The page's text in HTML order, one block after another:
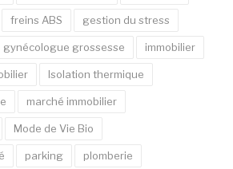
freins ABS gestion du stress
gynécologue grossesse immobilier
Isolation thermique
marché immobilier
Mode de Vie Bio
parking plomberie